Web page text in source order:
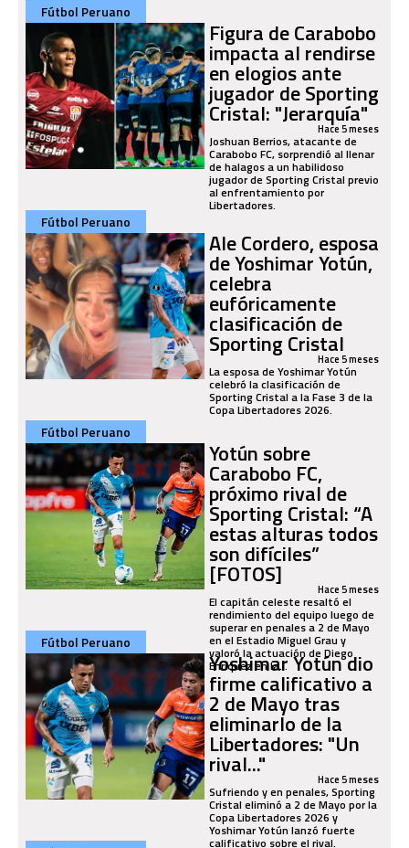
Fútbol Peruano
Figura de Carabobo
impacta al rendirse
en elogios ante
jugador de Sporting
Cristal: "Jerarquía"
Hace 5 meses
Joshuan Berrios, atacante de
Carabobo FC, sorprendió al llenar
de halagos a un habilidoso
jugador de Sporting Cristal previo
al enfrentamiento por
Libertadores.
Fútbol Peruano
Ale Cordero, esposa
de Yoshimar Yotún,
celebra
eufóricamente
clasificación de
Sporting CristalHace 5 meses
La esposa de Yoshimar Yotún
celebró la clasificación de
Sporting Cristal a la Fase 3 de la
Copa Libertadores 2026.
Fútbol Peruano
Yotún sobre
Carabobo FC,
próximo rival de
Sporting Cristal: “A
estas alturas todos
son difíciles”
[FOTOS] Hace 5 meses
El capitán celeste resaltó el
rendimiento del equipo luego de
superar en penales a 2 de Mayo
en el Estadio Miguel Grau y
valoró la actuación de Diego
Enríquez en la...
Fútbol Peruano
Yoshimar Yotún dio
firme calificativo a
2 de Mayo tras
eliminarlo de la
Libertadores: "Un
rival..." Hace 5 meses
Sufriendo y en penales, Sporting
Cristal eliminó a 2 de Mayo por la
Copa Libertadores 2026 y
Yoshimar Yotún lanzó fuerte
calificativo sobre el rival.